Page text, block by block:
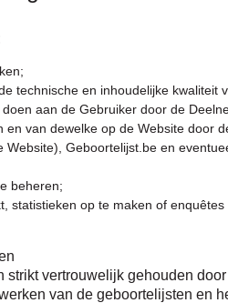
technische en inhoudelijke kwaliteit
aan de Gebruiker door de
van dewelke op de Website door
Geboortelijst.be en
beheren;
statistieken op te maken of
vertrouwelijk gehouden
van de geboortelijsten en